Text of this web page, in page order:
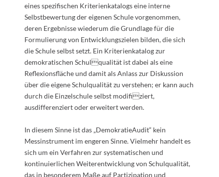
eines spezifischen Kriterienkatalogs eine interne
Selbstbewertung der eigenen Schule vorgenommen,
deren Ergebnisse wiederum die Grundlage für die
Formulierung von Entwicklungszielen bilden, die sich
die Schule selbst setzt. Ein Kriterienkatalog zur
demokratischen Schulqualität ist dabei als eine
Reflexionsfläche und damit als Anlass zur Diskussion
über die eigene Schulqualität zu verstehen; er kann auch
durch die Einzelschule selbst modifiziert,
ausdifferenziert oder erweitert werden.
In diesem Sinne ist das „DemokratieAudit“ kein
Messinstrument im engeren Sinne. Vielmehr handelt es
sich um ein Verfahren zur systematischen und
kontinuierlichen Weiterentwicklung von Schulqualität,
das in besonderem Maße auf Partizipation und